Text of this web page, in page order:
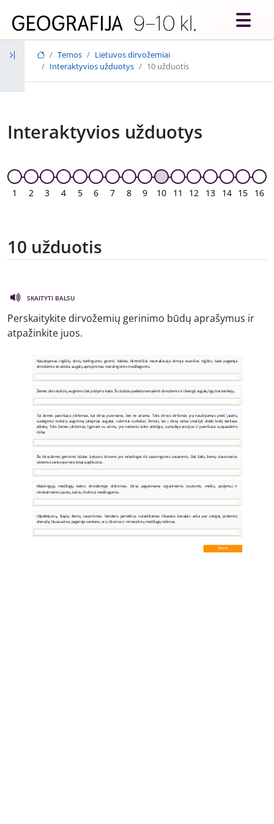
Temos
Lietuvos dirvožemiai
Interaktyvios užduotys
10 užduotis
Interaktyvios užduotys
1 2 3 4 5 6 7 8 9 10 11 12 13 14 15 16
10 užduotis
SKAITYTI BALSU
Perskaitykite dirvožemių gerinimo būdų aprašymus ir
atpažinkite juos.